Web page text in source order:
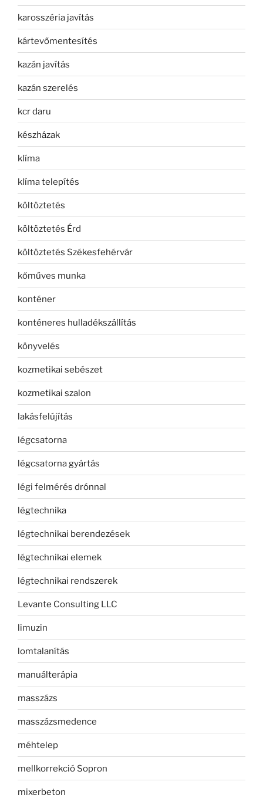
karosszéria javítás
kártevőmentesítés
kazán javítás
kazán szerelés
kcr daru
készházak
klíma
klíma telepítés
költöztetés
költöztetés Érd
költöztetés Székesfehérvár
kőműves munka
konténer
konténeres hulladékszállítás
könyvelés
kozmetikai sebészet
kozmetikai szalon
lakásfelújítás
légcsatorna
légcsatorna gyártás
légi felmérés drónnal
légtechnika
légtechnikai berendezések
légtechnikai elemek
légtechnikai rendszerek
Levante Consulting LLC
limuzin
lomtalanítás
manuálterápia
masszázs
masszázsmedence
méhtelep
mellkorrekció Sopron
mixerbeton